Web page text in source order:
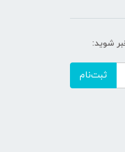
شوید:
ثبت‌نام